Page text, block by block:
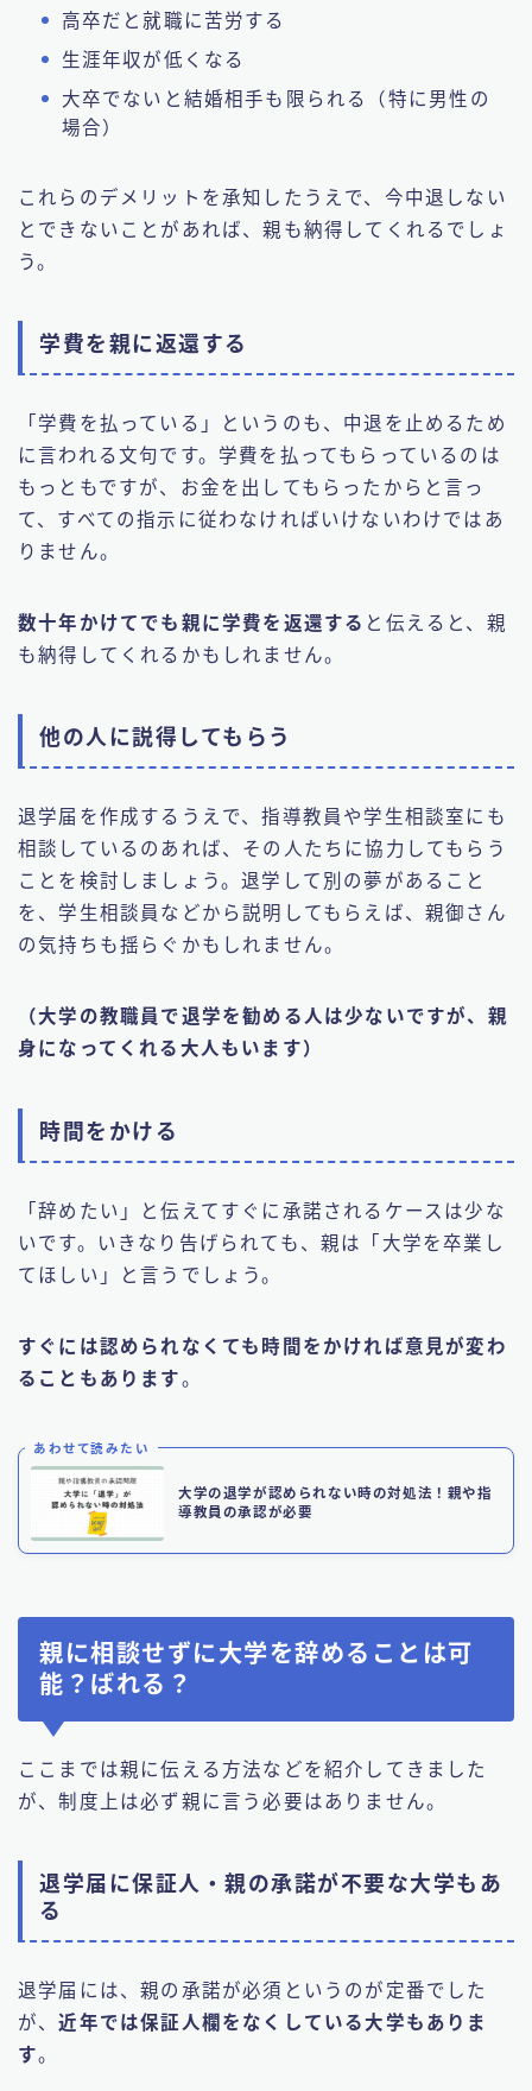
高卒だと就職に苦労する
生涯年収が低くなる
大卒でないと結婚相手も限られる（特に男性の
場合）
これらのデメリットを承知したうえで、今中退しない
とできないことがあれば、親も納得してくれるでしょ
う。
学費を親に返還する
「学費を払っている」というのも、中退を止めるため
に言われる文句です。学費を払ってもらっているのは
もっともですが、お金を出してもらったからと言っ
て、すべての指示に従わなければいけないわけではあ
りません。
数十年かけてでも親に学費を返還する と伝えると、親
も納得してくれるかもしれません。
他の人に説得してもらう
退学届を作成するうえで、指導教員や学生相談室にも
相談しているのあれば、その人たちに協力してもらう
ことを検討しましょう。退学して別の夢があること
を、学生相談員などから説明してもらえば、親御さん
の気持ちも揺らぐかもしれません。
（大学の教職員で退学を勧める人は少ないですが、親
身になってくれる大人もいます）
時間をかける
「辞めたい」と伝えてすぐに承諾されるケースは少な
いです。いきなり告げられても、親は「大学を卒業し
てほしい」と言うでしょう。
すぐには認められなくても時間をかければ意見が変わ
ることもあります。
あわせて読みたい
大学の退学が認められない時の対処法！親や指
導教員の承認が必要
親に相談せずに大学を辞めることは可
能？ばれる？
ここまでは親に伝える方法などを紹介してきました
が、制度上は必ず親に言う必要はありません。
退学届に保証人・親の承諾が不要な大学もあ
る
退学届には、親の承諾が必須というのが定番でした
が、近年では保証人欄をなくしている大学もありま
す。